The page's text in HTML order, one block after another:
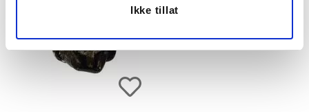
Ikke tillat